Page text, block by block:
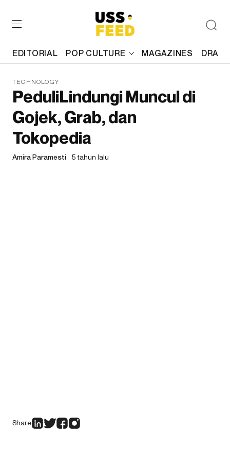
EDITORIAL POP CULTURE MAGAZINES
TECHNOLOGY
PeduliLindungi Muncul di
Gojek, Grab, dan
Tokopedia
Amira Paramesti 5 tahun lalu
Share